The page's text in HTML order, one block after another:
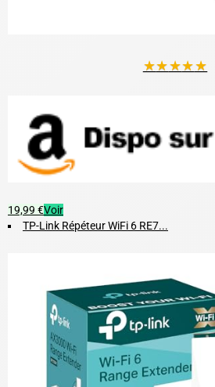
★★★★★
19,99 €Voir
TP-Link Répéteur WiFi 6 RE7...